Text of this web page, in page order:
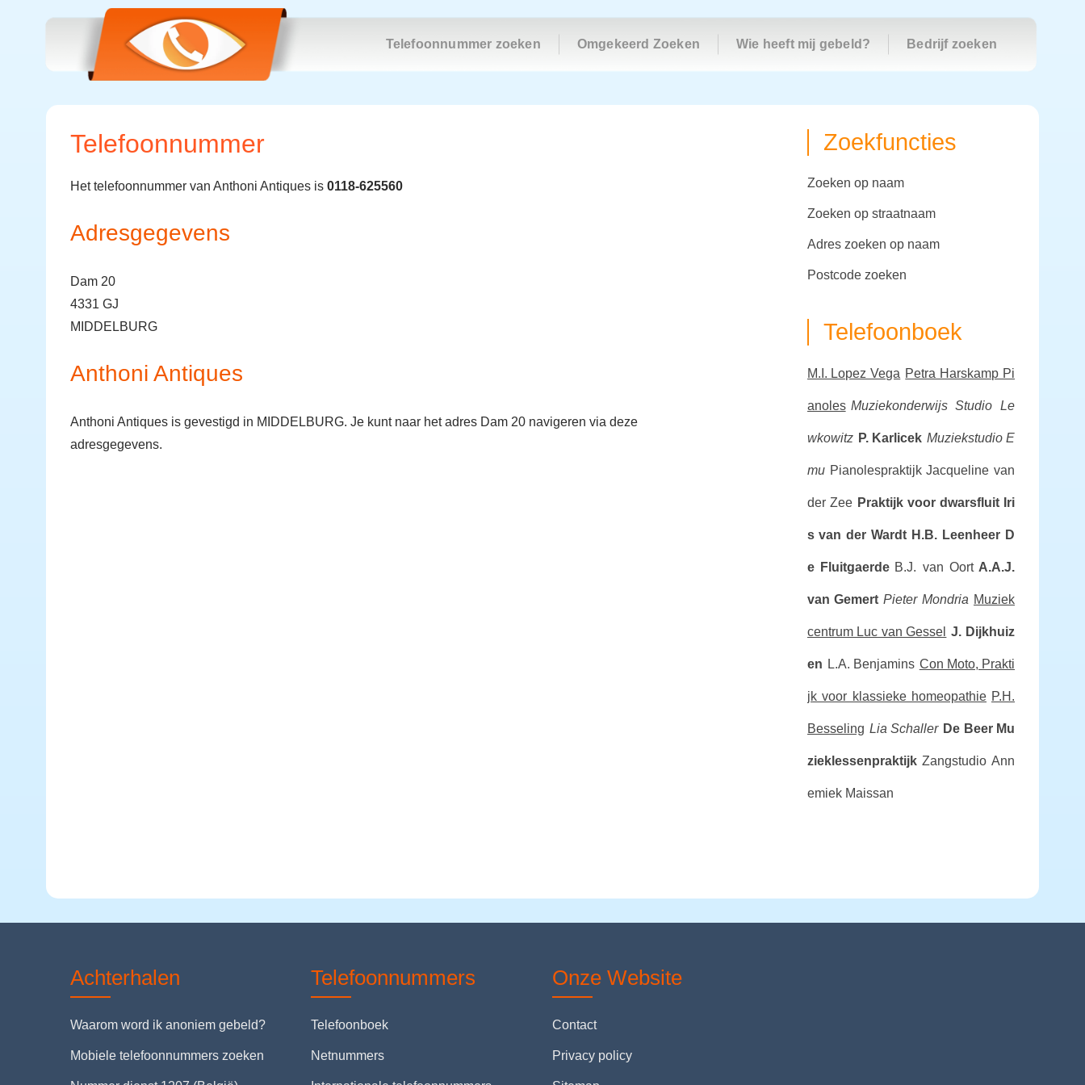
Telefoonnummer zoeken Omgekeerd Zoeken Wie heeft mij gebeld? Bedrijf zoeken
Telefoonnummer
Het telefoonnummer van Anthoni Antiques is 0118-625560
Adresgegevens
Dam 20
4331 GJ
MIDDELBURG
Anthoni Antiques
Anthoni Antiques is gevestigd in MIDDELBURG. Je kunt naar het adres Dam 20 navigeren via deze
adresgegevens.
Zoekfuncties
zoeken op naam
zoeken op straatnaam
adres zoeken op naam
postcode zoeken
Telefoonboek
M.I. Lopez Vega Petra Harskamp Pi
anoles Muziekonderwijs Studio Le
wkowitz P. Karlicek Muziekstudio E
mu Pianolespraktijk Jacqueline van
der Zee Praktijk voor dwarsfluit Iri
s van der Wardt H.B. Leenheer D
e Fluitgaerde B.J. van Oort A.A.J.
van Gemert Pieter Mondria Muziek
centrum Luc van Gessel J. Dijkhuiz
en L.A. Benjamins Con Moto, Prakti
jk voor klassieke homeopathie P.H.
Besseling Lia Schaller De Beer Mu
zieklessenpraktijk Zangstudio Ann
emiek Maissan
Achterhalen
Waarom word ik anoniem gebeld?
Mobiele telefoonnummers zoeken
Telefoonnummers
Telefoonboek
Netnummers
Onze Website
Contact
Privacy policy